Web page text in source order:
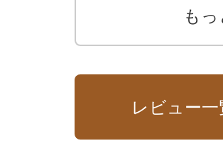
もっ
レビュー一